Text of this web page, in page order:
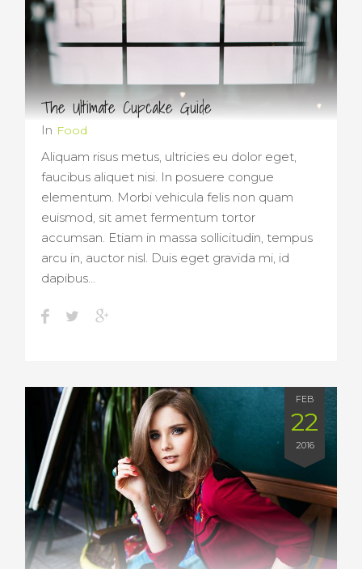
The Ultimate Cupcake Guide
In Food
Aliquam risus metus, ultricies eu dolor eget,
faucibus aliquet nisi. In posuere congue
elementum. Morbi vehicula felis non quam
euismod, sit amet fermentum tortor
accumsan. Etiam in massa sollicitudin, tempus
arcu in, auctor nisl. Duis eget gravida mi, id
dapibus…
FEB
22
2016